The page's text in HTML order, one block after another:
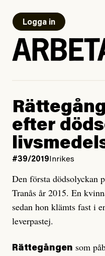
Logga in
efter
#39/2019Inrikes
Den första dödsolyckan
Tranås år 2015. En
sedan hon klämts fast i
leverpastej.
Rättegången som